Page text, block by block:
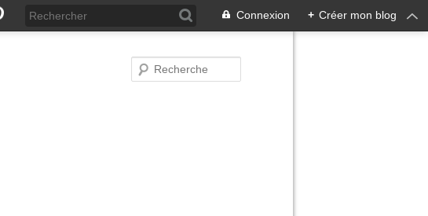
Connexion + Créer mon blog